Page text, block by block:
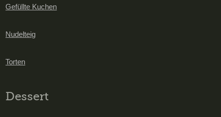
Gefüllte Kuchen
Nudelteig
Torten
Dessert